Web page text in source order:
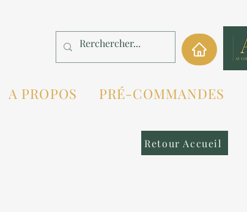
A PROPOS PRÉ-COMMANDES
Retour Accueil